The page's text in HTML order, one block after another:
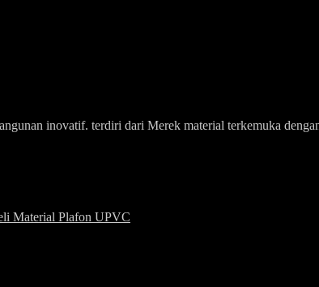
inovatif. terdiri dari Merek material terkemuka
Material Plafon UPVC